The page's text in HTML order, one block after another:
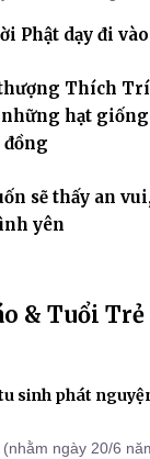
Phật dạy đi
Thích
hạt
đồng
sẽ thấy an
yên
& Tuổi Trẻ
sinh phát
ngày 20/6